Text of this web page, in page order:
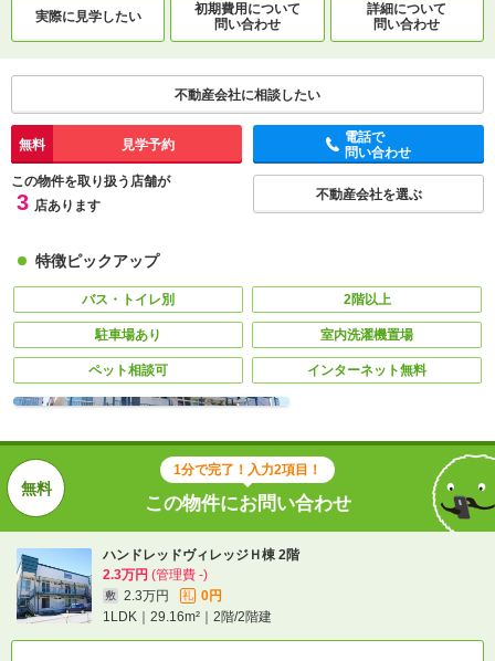
実際に見学したい
初期費用について
問い合わせ
詳細について
問い合わせ
不動産会社に相談したい
無料 見学予約
電話で
問い合わせ
この物件を取り扱う店舗が
3 店あります
不動産会社を選ぶ
特徴ピックアップ
バス・トイレ別 2階以上
駐車場あり 室内洗濯機置場
ペット相談可 インターネット無料
1分で完了！入力2項目！
この物件にお問い合わせ
ハンドレッドヴィレッジＨ棟 2階
2.3万円 (管理費 -)
敷 2.3万円 礼
0円
1LDK｜29.16m²｜2階/2階建